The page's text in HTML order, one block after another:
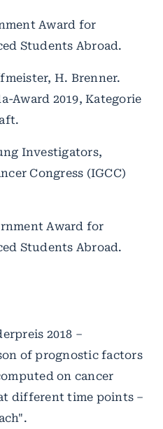
Award for
Students Abroad.
H. Brenner.
Award 2019, Kategorie
Investigators,
Congress (IGCC)
Award for
Students Abroad.
2018 –
of prognostic factors
on cancer
different time points –